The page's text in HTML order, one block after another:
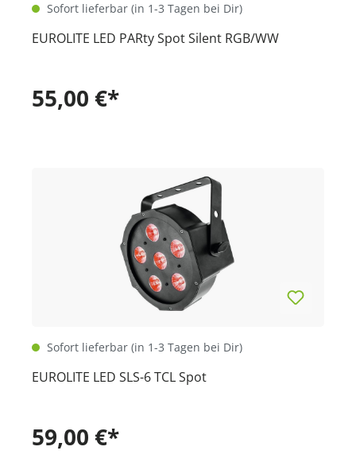
Sofort lieferbar (in 1-3 Tagen bei Dir)
EUROLITE LED PARty Spot Silent RGB/WW
55,00 €*
Sofort lieferbar (in 1-3 Tagen bei Dir)
EUROLITE LED SLS-6 TCL Spot
59,00 €*